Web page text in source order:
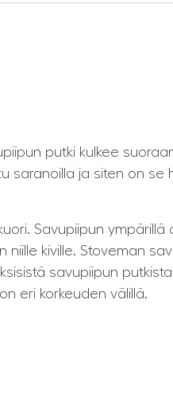
putki kulkee
saranoilla ja siten on se
Savupiipun ympärillä
kiville. Stoveman
savupiipun
eri korkeuden välillä.